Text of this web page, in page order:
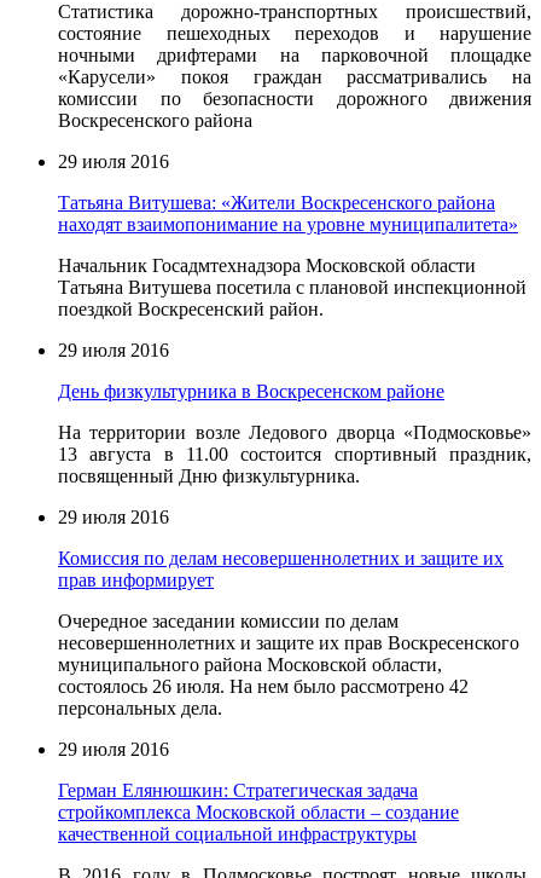
Статистика дорожно-транспортных происшествий,
состояние пешеходных переходов и нарушение
ночными дрифтерами на парковочной площадке
«Карусели» покоя граждан рассматривались на
комиссии по безопасности дорожного движения
Воскресенского района
29 июля 2016
Татьяна Витушева: «Жители Воскресенского района
находят взаимопонимание на уровне муниципалитета»
Начальник Госадмтехнадзора Московской области
Татьяна Витушева посетила с плановой инспекционной
поездкой Воскресенский район.
29 июля 2016
День физкультурника в Воскресенском районе
На территории возле Ледового дворца «Подмосковье»
13 августа в 11.00 состоится спортивный праздник,
посвященный Дню физкультурника.
29 июля 2016
Комиссия по делам несовершеннолетних и защите их
прав информирует
Очередное заседании комиссии по делам
несовершеннолетних и защите их прав Воскресенского
муниципального района Московской области,
состоялось 26 июля. На нем было рассмотрено 42
персональных дела.
29 июля 2016
Герман Елянюшкин: Стратегическая задача
стройкомплекса Московской области – создание
качественной социальной инфраструктуры